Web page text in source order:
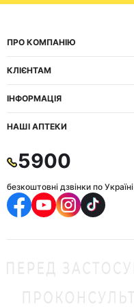
ПРО КОМПАНІЮ
КЛІЄНТАМ
ІНФОРМАЦІЯ
НАШІ АПТЕКИ
5900
безкоштовні дзвінки по Україні